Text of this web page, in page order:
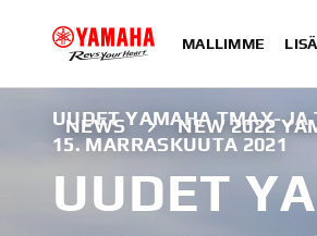
MALLIMME
NEWS NEW 2022
UUDET YAMAHA TMAX- JA
15. MARRASKUUTA 2021
UUDET